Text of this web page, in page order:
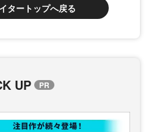
タートップへ戻る
UP